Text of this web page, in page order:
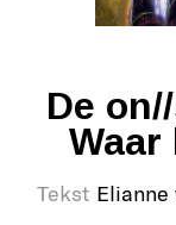
De
Tekst Elianne